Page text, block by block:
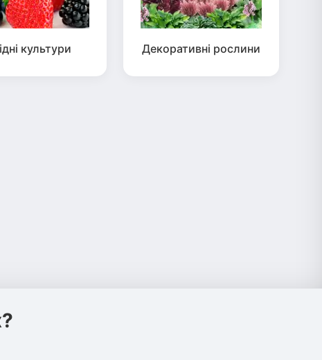
культури Декоративні рослини